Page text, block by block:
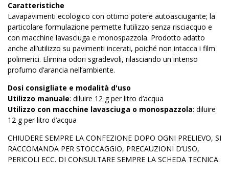
Caratteristiche
Lavapavimenti ecologico con ottimo potere autoasciugante; la
particolare formulazione permette l’utilizzo senza risciacquo e
con macchine lavasciuga e monospazzola. Prodotto adatto
anche all’utilizzo su pavimenti incerati, poiché non intacca i film
polimerici. Elimina odori sgradevoli, rilasciando un intenso
profumo d’arancia nell’ambiente.
Dosi consigliate e modalità d'uso
Utilizzo manuale: diluire 12 g per litro d’acqua
Utilizzo con macchine lavasciuga o monospazzola: diluire
12 g per litro d’acqua
CHIUDERE SEMPRE LA CONFEZIONE DOPO OGNI PRELIEVO, SI
RACCOMANDA PER STOCCAGGIO, PRECAUZIONI D’USO,
PERICOLI ECC. DI CONSULTARE SEMPRE LA SCHEDA TECNICA.